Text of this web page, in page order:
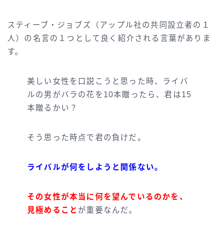
スティーブ・ジョブズ（アップル社の共同設立者の１
人）の名言の１つとして良く紹介される言葉がありま
す。
美しい女性を口説こうと思った時、ライバ
ルの男がバラの花を10本贈ったら、君は15
本贈るかい？
そう思った時点で君の負けだ。
ライバルが何をしようと関係ない。
その女性が本当に何を望んでいるのかを、
見極めること が重要なんだ。